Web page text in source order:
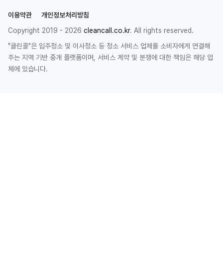
이용약관
개인정보처리방침
Copyright 2019 - 2026 cleancall.co.kr. All rights reserved.
"클린콜"은 입주청소 및 이사청소 등 청소 서비스 업체를 소비자에게 연결해
주는 지역 기반 중개 플랫폼이며, 서비스 계약 및 분쟁에 대한 책임은 해당 업
체에 있습니다.